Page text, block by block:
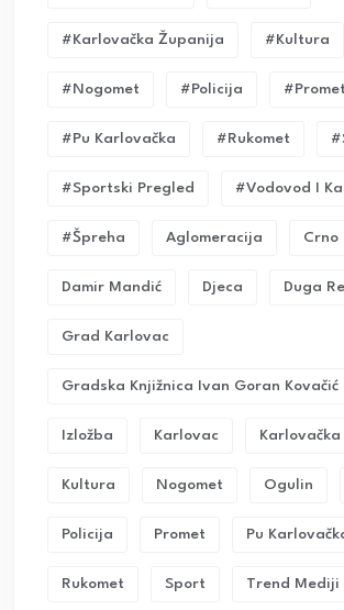
#karlovačka Županija #kultura
#nogomet #policija #promet
#pu Karlovačka #rukomet
#sportski Pregled #vodovod I
#Špreha Aglomeracija Crno
Damir Mandić Djeca Duga
Grad Karlovac
Gradska Knjižnica Ivan Goran Kovačić
Izložba Karlovac
Kultura Nogomet Ogulin
Policija Promet Pu
Rukomet Sport Trend Mediji